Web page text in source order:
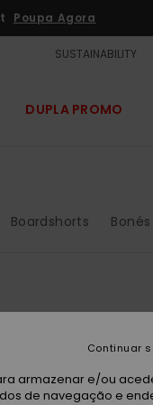
Poupa Agora
SUSTAINABILITY
DUPLA PROMO
Boardshorts
armazenar e/ou
de navegação e
Continuar